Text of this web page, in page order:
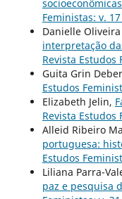
Feministas: v.
Danielle
interpretação
Revista Estudos
Guita Grin
Estudos
Elizabeth Jelin,
Revista Estudos
Alleid Ribeiro
portuguesa:
Estudos
Liliana Parra-
paz e pesquisa